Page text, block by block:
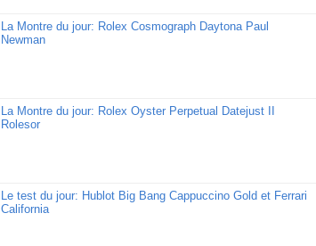
La Montre du jour: Rolex Cosmograph Daytona Paul
Newman
La Montre du jour: Rolex Oyster Perpetual Datejust II
Rolesor
Le test du jour: Hublot Big Bang Cappuccino Gold et Ferrari
California